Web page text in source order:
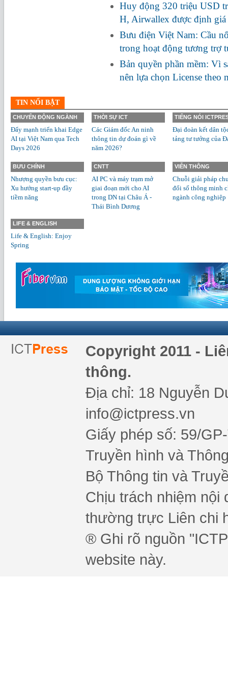
Huy động 320 triệu USD
H, Airwallex được định
Bưu điện Việt Nam: Cầu
trong hoạt động tương trợ
Bản quyền phần mềm: Vì
nên lựa chọn License theo
TIN NỔI BẬT
CHUYỂN ĐỘNG NGÀNH
Đẩy mạnh triển khai Edge
AI tại Việt Nam qua Tech
Days 2026
THỜI SỰ ICT
Các Giám đốc An ninh
thông tin dự đoán gì về
năm 2026?
TIẾNG NÓI
Đại đoàn kết dân
tảng tư tưởng của
BƯU CHÍNH
Nhượng quyền bưu cục:
Xu hướng start-up đầy
tiềm năng
CNTT
AI PC và máy trạm mở
giai đoạn mới cho AI
trong DN tại Châu Á -
Thái Bình Dương
VIỄN THÔNG
Chuỗi giải pháp
đổi số thông minh
ngành công nghiệp
LIFE & ENGLISH
Life & English: Enjoy
Spring
Copyright 2011 -
thông.
Địa chỉ: 18 Nguyễn
info@ictpress.vn
Giấy phép số: 59/
Truyền hình và
Bộ Thông tin và
Chịu trách nhiệm nội
thường trực Liên chi
® Ghi rõ nguồn
website này.